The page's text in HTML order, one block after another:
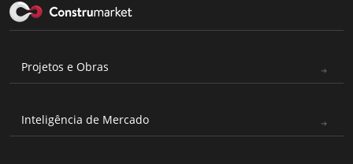
Projetos e Obras
Inteligência de Mercado